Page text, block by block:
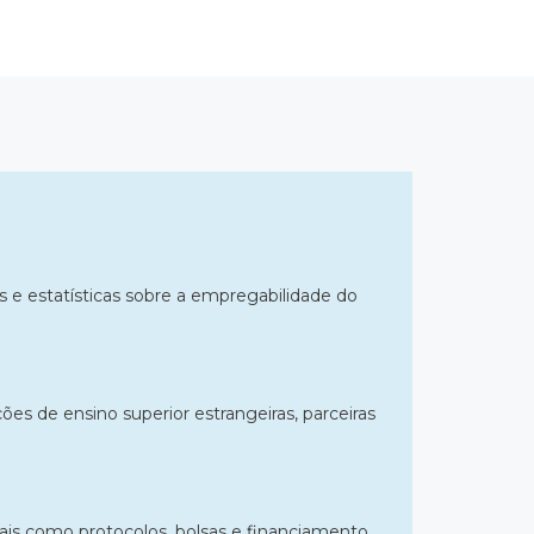
e estatísticas sobre a empregabilidade do
de ensino superior estrangeiras, parceiras